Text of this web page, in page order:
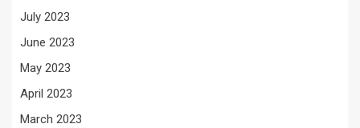
July 2023
June 2023
May 2023
April 2023
March 2023